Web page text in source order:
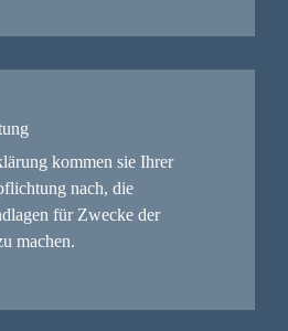
kommen sie Ihrer
nach, die
für Zwecke der
machen.